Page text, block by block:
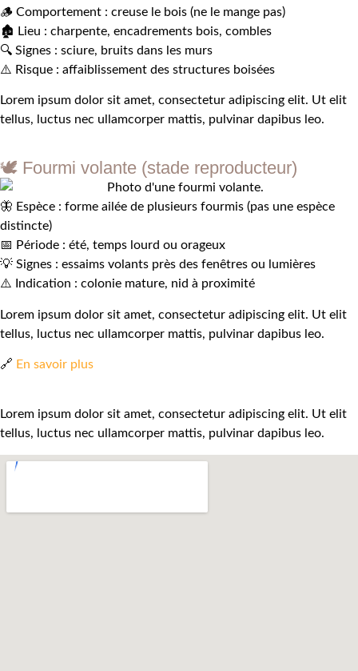
🪵 Comportement : creuse le bois (ne le mange pas)
🏚️ Lieu : charpente, encadrements bois, combles
🔍 Signes : sciure, bruits dans les murs
⚠️ Risque : affaiblissement des structures boisées
Lorem ipsum dolor sit amet, consectetur adipiscing elit. Ut elit
tellus, luctus nec ullamcorper mattis, pulvinar dapibus leo.
🕊️ Fourmi volante (stade reproducteur)
🦋 Espèce : forme ailée de plusieurs fourmis (pas une espèce
distincte)
📅 Période : été, temps lourd ou orageux
💡 Signes : essaims volants près des fenêtres ou lumières
⚠️ Indication : colonie mature, nid à proximité
Lorem ipsum dolor sit amet, consectetur adipiscing elit. Ut elit
tellus, luctus nec ullamcorper mattis, pulvinar dapibus leo.
🔗 En savoir plus
Lorem ipsum dolor sit amet, consectetur adipiscing elit. Ut elit
tellus, luctus nec ullamcorper mattis, pulvinar dapibus leo.